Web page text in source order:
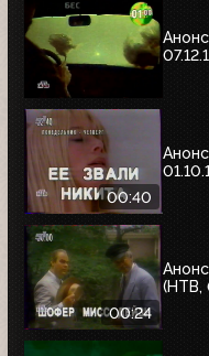
00:40
00:24
(НТВ,